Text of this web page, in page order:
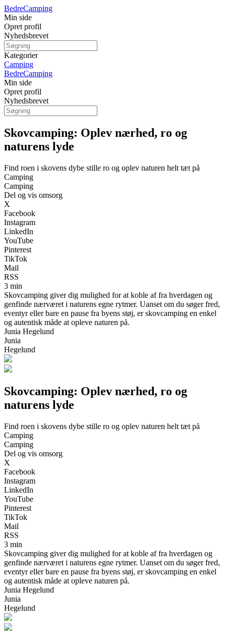
BedreCamping
Min side
Opret profil
Nyhedsbrevet
Kategorier
Camping
BedreCamping
Min side
Opret profil
Nyhedsbrevet
Skovcamping: Oplev nærhed, ro og
naturens lyde
Find roen i skovens dybe stille ro og oplev naturen helt tæt på
Camping
Camping
Del og vis omsorg
X
Facebook
Instagram
LinkedIn
YouTube
Pinterest
TikTok
Mail
RSS
3 min
Skovcamping giver dig mulighed for at koble af fra hverdagen og
genfinde nærværet i naturens egne rytmer. Uanset om du søger fred,
eventyr eller bare en pause fra byens støj, er skovcamping en enkel
og autentisk måde at opleve naturen på.
Junia Hegelund
Junia
Hegelund
Skovcamping: Oplev nærhed, ro og
naturens lyde
Find roen i skovens dybe stille ro og oplev naturen helt tæt på
Camping
Camping
Del og vis omsorg
X
Facebook
Instagram
LinkedIn
YouTube
Pinterest
TikTok
Mail
RSS
3 min
Skovcamping giver dig mulighed for at koble af fra hverdagen og
genfinde nærværet i naturens egne rytmer. Uanset om du søger fred,
eventyr eller bare en pause fra byens støj, er skovcamping en enkel
og autentisk måde at opleve naturen på.
Junia Hegelund
Junia
Hegelund